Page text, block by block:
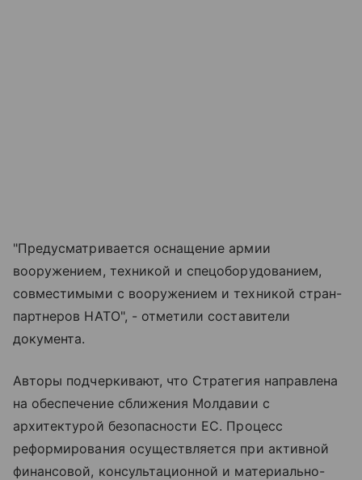
"Предусматривается оснащение армии
вооружением, техникой и спецоборудованием,
совместимыми с вооружением и техникой стран-
партнеров НАТО", - отметили составители
документа.
Авторы подчеркивают, что Стратегия направлена
на обеспечение сближения Молдавии с
архитектурой безопасности ЕС. Процесс
реформирования осуществляется при активной
финансовой, консультационной и материально-